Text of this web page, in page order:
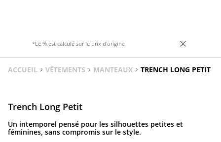
*Le % est calculé sur le prix d'origine
ACCUEIL VÊTEMENTS MANTEAUX TRENCH LONG PETIT
Trench Long Petit
Un intemporel pensé pour les silhouettes petites et
féminines, sans compromis sur le style.